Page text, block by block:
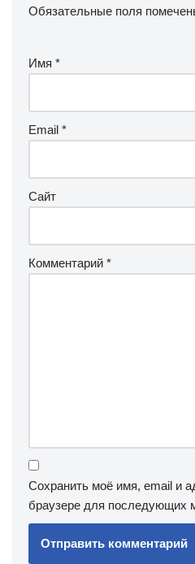
Обязательные поля
Имя *
Email *
Сайт
Комментарий *
Сохранить моё имя, email и
браузере для последующих